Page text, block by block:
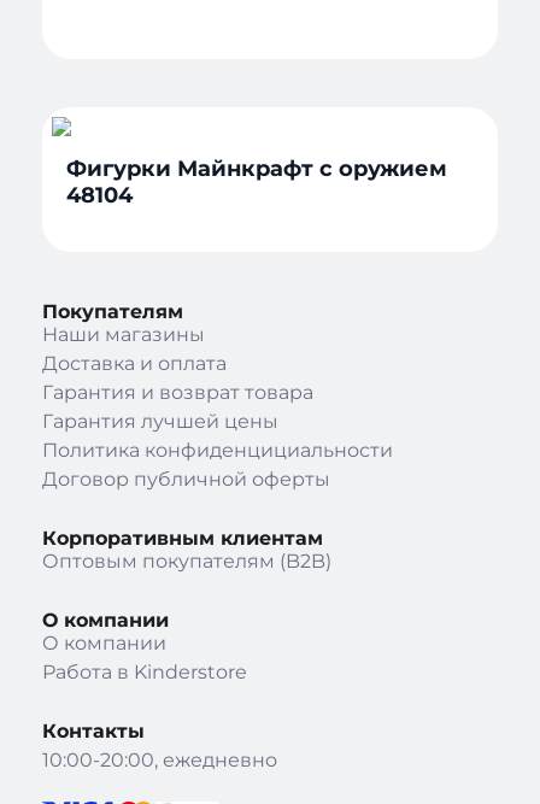
Фигурки Майнкрафт с оружием
48104
Покупателям
Наши магазины
Доставка и оплата
Гарантия и возврат товара
Гарантия лучшей цены
Политика конфиденцициальности
Договор публичной оферты
Корпоративным клиентам
Оптовым покупателям (B2B)
О компании
О компании
Работа в Kinderstore
Контакты
10:00-20:00, ежедневно